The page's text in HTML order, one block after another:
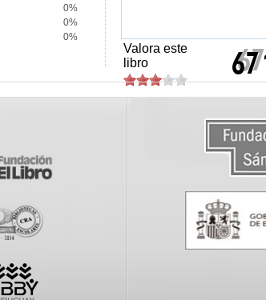
0%
0%
0%
Valora este
libro